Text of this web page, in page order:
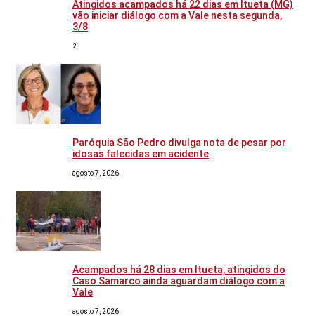
Atingidos acampados há 22 dias em Itueta (MG)
vão iniciar diálogo com a Vale nesta segunda,
3/8
2
Paróquia São Pedro divulga nota de pesar por
idosas falecidas em acidente
agosto 7, 2026
Acampados há 28 dias em Itueta, atingidos do
Caso Samarco ainda aguardam diálogo com a
Vale
agosto 7, 2026